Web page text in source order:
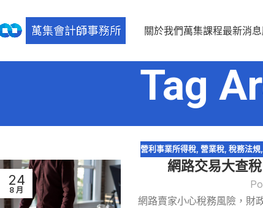
關於我們萬集課程最新消息
Tag
24
8 月
營利事業所得稅, 營業稅, 稅務法規,
網路交易大查
網路賣家小心稅務風險，財